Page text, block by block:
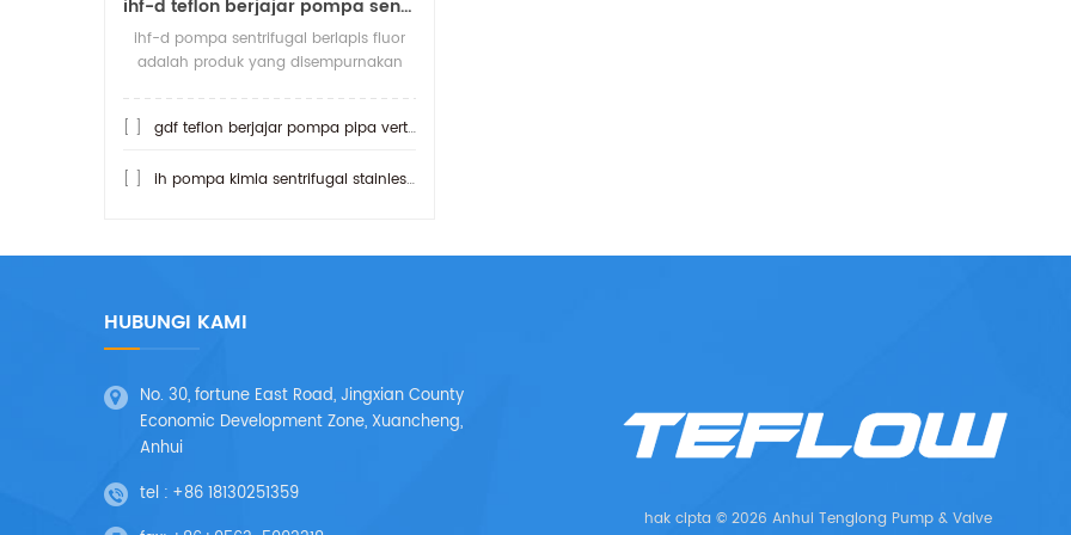
ihf-d teflon berjajar pompa sentrifugal koneksi langsung
ihf-d pompa sentrifugal berlapis fluor
adalah produk yang disempurnakan
pomp
gdf teflon berjajar pompa pipa vertikal
ih pompa kimia sentrifugal stainless steel
HUBUNGI KAMI
No. 30, fortune East Road, Jingxian County
Economic Development Zone, Xuancheng,
Anhui
tel : +86 18130251359
hak cipta © 2026 Anhui Tenglong Pump & Valve